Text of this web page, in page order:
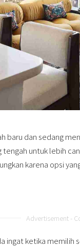
baru dan sedang
untuk lebih
karena opsi
Advertisement -
ingat ketika